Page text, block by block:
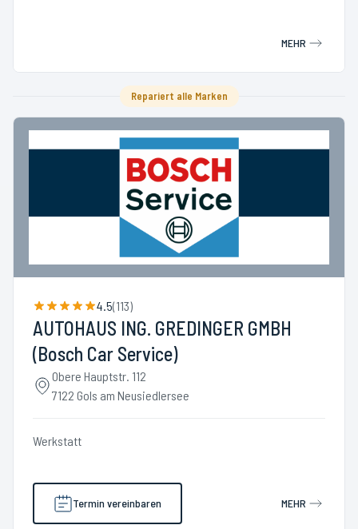
MEHR
Repariert alle Marken
4.5(113)
AUTOHAUS ING. GREDINGER GMBH
(Bosch Car Service)
Obere Hauptstr. 112
7122 Gols am Neusiedlersee
Werkstatt
Termin vereinbaren MEHR